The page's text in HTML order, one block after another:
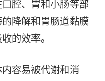
口腔、胃和小肠等部
降解和胃肠道黏膜
的效率。
容易被代谢和消